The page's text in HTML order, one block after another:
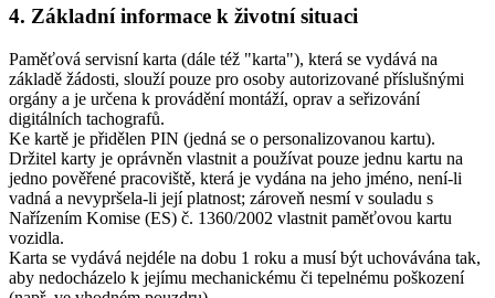
4. Základní informace k životní situaci
Paměťová servisní karta (dále též "karta"), která se vydává na
základě žádosti, slouží pouze pro osoby autorizované příslušnými
orgány a je určena k provádění montáží, oprav a seřizování
digitálních tachografů.
Ke kartě je přidělen PIN (jedná se o personalizovanou kartu).
Držitel karty je oprávněn vlastnit a používat pouze jednu kartu na
jedno pověřené pracoviště, která je vydána na jeho jméno, není-li
vadná a nevypršela-li její platnost; zároveň nesmí v souladu s
Nařízením Komise (ES) č. 1360/2002 vlastnit paměťovou kartu
vozidla.
Karta se vydává nejdéle na dobu 1 roku a musí být uchovávána tak,
aby nedocházelo k jejímu mechanickému či tepelnému poškození